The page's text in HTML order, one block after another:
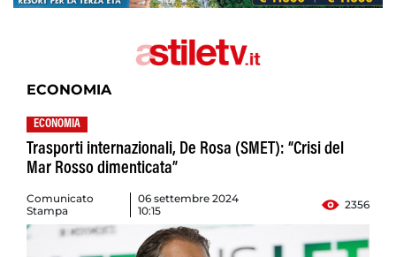
ECONOMIA
ECONOMIA
Trasporti internazionali, De Rosa (SMET): “Crisi del
Mar Rosso dimenticata”
Comunicato
Stampa
06 settembre 2024
10:15
2356